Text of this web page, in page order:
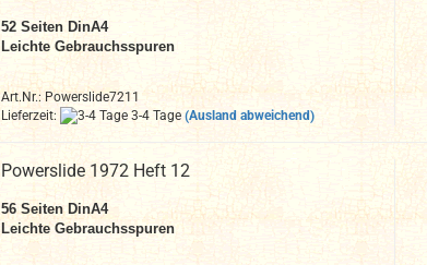
52 Seiten DinA4
Leichte Gebrauchsspuren
Art.Nr.: Powerslide7211
Lieferzeit:
3-4 Tage (Ausland abweichend)
Powerslide 1972 Heft 12
56 Seiten DinA4
Leichte Gebrauchsspuren